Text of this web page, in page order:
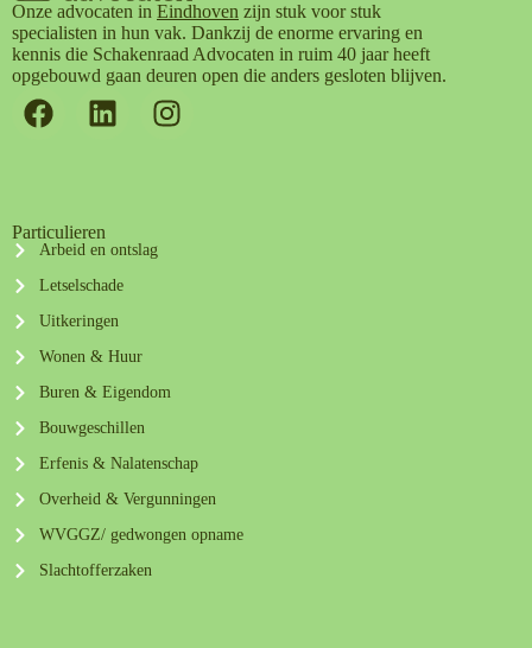
Onze advocaten in Eindhoven zijn stuk voor stuk
specialisten in hun vak. Dankzij de enorme ervaring en
kennis die Schakenraad Advocaten in ruim 40 jaar heeft
opgebouwd gaan deuren open die anders gesloten blijven.
Particulieren
Arbeid en ontslag
Letselschade
Uitkeringen
Wonen & Huur
Buren & Eigendom
Bouwgeschillen
Erfenis & Nalatenschap
Overheid & Vergunningen
WVGGZ/ gedwongen opname
Slachtofferzaken